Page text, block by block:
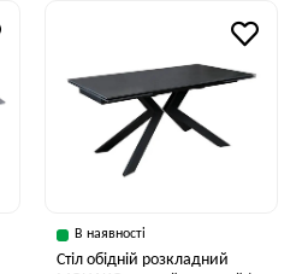
В наявності
Стіл обідній розкладний